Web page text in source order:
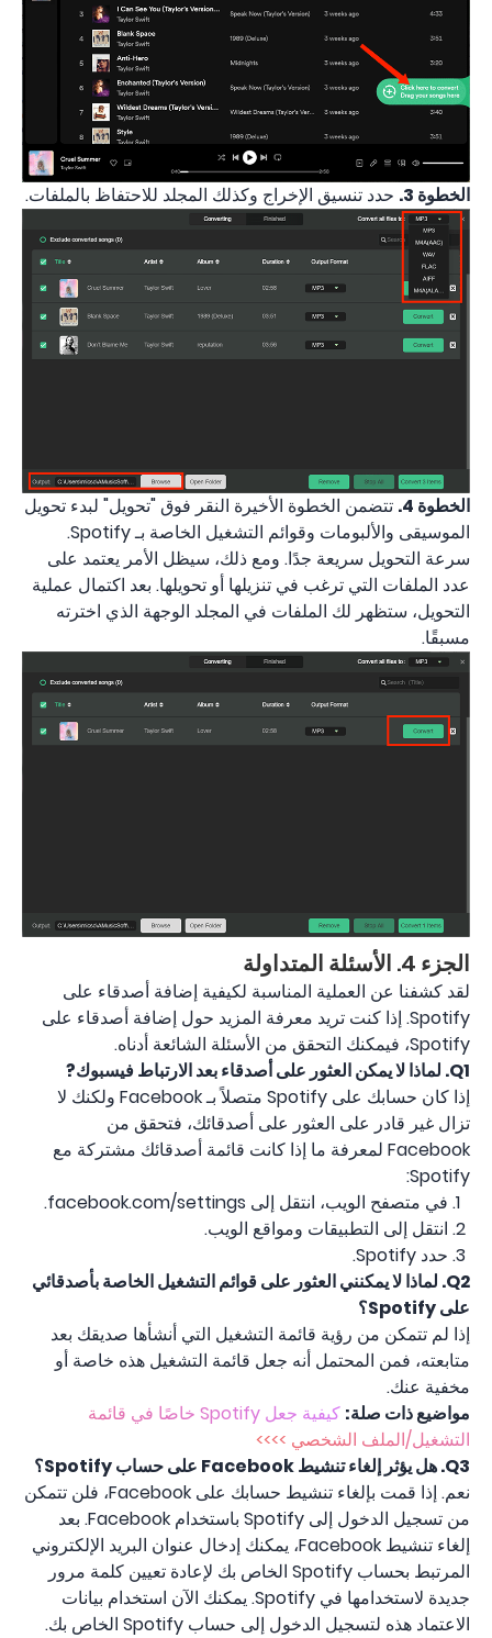
الخطوة 3. حدد تنسيق الإخراج وكذلك المجلد للاحتفاظ بالملفات.
الخطوة 4.
تتضمن الخطوة الأخيرة النقر فوق "تحويل" لبدء تحويل
الموسيقى والألبومات وقوائم التشغيل الخاصة بـ Spotify.
سرعة التحويل سريعة جدًا. ومع ذلك، سيظل الأمر يعتمد على
عدد الملفات التي ترغب في تنزيلها أو تحويلها. بعد اكتمال عملية
التحويل، ستظهر لك الملفات في المجلد الوجهة الذي اخترته
مسبقًا.
الجزء 4. الأسئلة المتداولة
لقد كشفنا عن العملية المناسبة لكيفية إضافة أصدقاء على
Spotify. إذا كنت تريد معرفة المزيد حول إضافة أصدقاء على
Spotify، فيمكنك التحقق من الأسئلة الشائعة أدناه.
Q1. لماذا لا يمكن العثور على أصدقاء بعد الارتباطفيسبوك?
إذا كان حسابك على Spotify متصلاً بـ Facebook ولكنك لا
تزال غير قادر على العثور على أصدقائك، فتحقق من
Facebook لمعرفة ما إذا كانت قائمة أصدقائك مشتركة مع
Spotify:
في متصفح الويب، انتقل إلى facebook.com/settings.
انتقل إلى التطبيقات ومواقع الويب.
حدد Spotify.
Q2. لماذا لا يمكنني العثور على قوائم التشغيل الخاصة بأصدقائي
على Spotify؟
إذا لم تتمكن من رؤية قائمة التشغيل التي أنشأها صديقك بعد
متابعته، فمن المحتمل أنه جعل قائمة التشغيل هذه خاصة أو
مخفية عنك.
مواضيع ذات صلة:
كيفية جعل Spotify خاصًا في قائمة
التشغيل/الملف الشخصي >>>>
Q3. هل يؤثر إلغاء تنشيط Facebook على حساب Spotify؟
نعم. إذا قمت بإلغاء تنشيط حسابك على Facebook، فلن تتمكن
من تسجيل الدخول إلى Spotify باستخدام Facebook. بعد
إلغاء تنشيط Facebook، يمكنك إدخال عنوان البريد الإلكتروني
المرتبط بحساب Spotify الخاص بك لإعادة تعيين كلمة مرور
جديدة لاستخدامها في Spotify. يمكنك الآن استخدام بيانات
الاعتماد هذه لتسجيل الدخول إلى حساب Spotify الخاص بك.